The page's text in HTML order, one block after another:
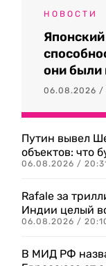
НОВОСТИ
они были
06.08.2026 /
Путин вывел
объектов: что
06.08.2026 /
Rafale за
Индии целый
06.08.2026 /
В МИД РФ